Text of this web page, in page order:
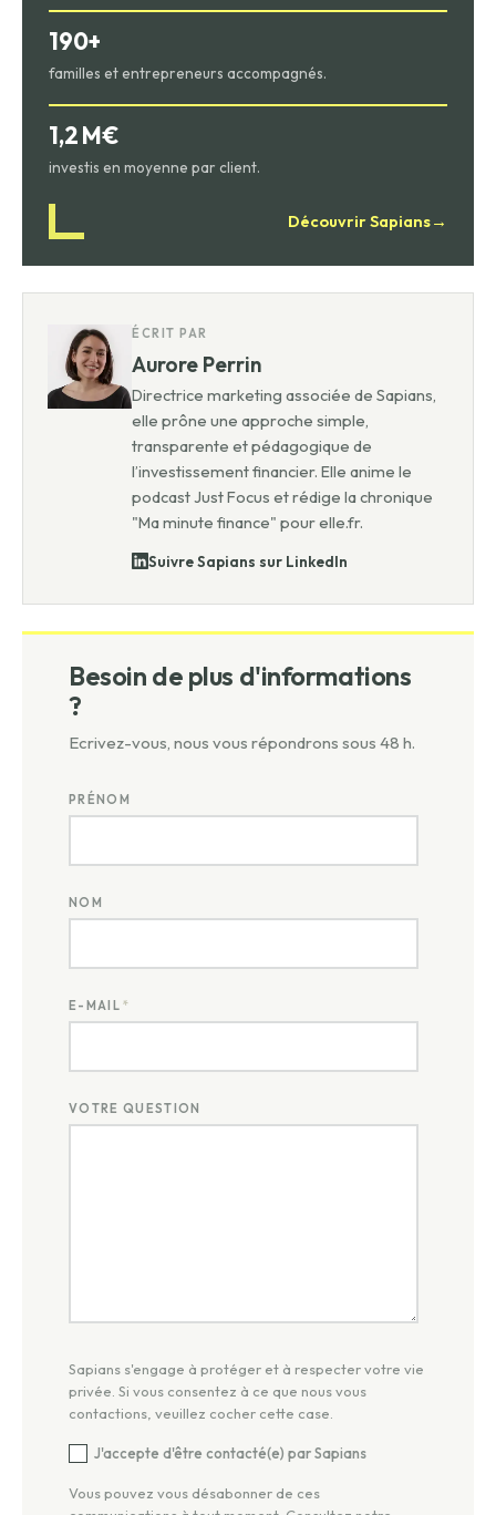
190+
familles et entrepreneurs accompagnés.
1,2 M€
investis en moyenne par client.
Découvrir Sapians→
ÉCRIT PAR
Aurore Perrin
Directrice marketing associée de Sapians,
elle prône une approche simple,
transparente et pédagogique de
l’investissement financier. Elle anime le
podcast Just Focus et rédige la chronique
"Ma minute finance" pour elle.fr.
Suivre Sapians sur LinkedIn
Besoin de plus d'informations
?
Ecrivez-vous, nous vous répondrons sous 48 h.
PRÉNOM
NOM
E-MAIL *
VOTRE QUESTION
Sapians s'engage à protéger et à respecter votre vie
privée. Si vous consentez à ce que nous vous
contactions, veuillez cocher cette case.
J'accepte d'être contacté(e) par Sapians
Vous pouvez vous désabonner de ces